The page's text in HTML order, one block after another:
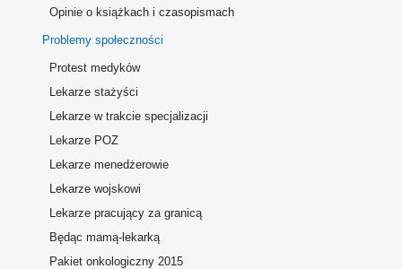
Opinie o książkach i czasopismach
Problemy społeczności
Protest medyków
Lekarze stażyści
Lekarze w trakcie specjalizacji
Lekarze POZ
Lekarze menedżerowie
Lekarze wojskowi
Lekarze pracujący za granicą
Będąc mamą-lekarką
Pakiet onkologiczny 2015